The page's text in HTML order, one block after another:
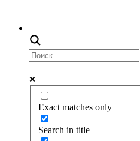
Exact matches only
Search in title